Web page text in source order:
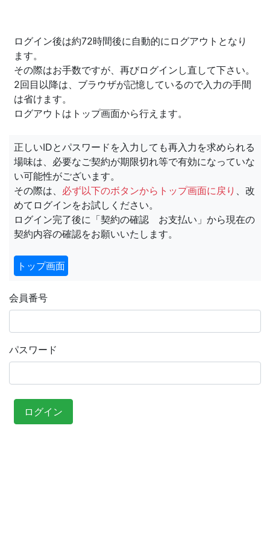
ログイン後は約72時間後に自動的にログアウトとなり
ます。
その際はお手数ですが、再びログインし直して下さい。
2回目以降は、ブラウザが記憶しているので入力の手間
は省けます。
ログアウトはトップ画面から行えます。
正しいIDとパスワードを入力しても再入力を求められる
場味は、必要なご契約が期限切れ等で有効になっていな
い可能性がございます。
その際は、 必ず以下のボタンからトップ画面に戻り 、改
めてログインをお試しください。
ログイン完了後に「契約の確認 お支払い」から現在の
契約内容の確認をお願いいたします。
トップ画面
会員番号
パスワード